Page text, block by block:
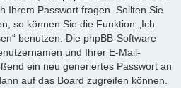
Ihrem Passwort fragen. Sollten Sie
so können Sie die Funktion „Ich
benutzen. Die phpBB-Software
und Ihrer E-Mail-
ein neu generiertes Passwort an
auf das Board zugreifen können.